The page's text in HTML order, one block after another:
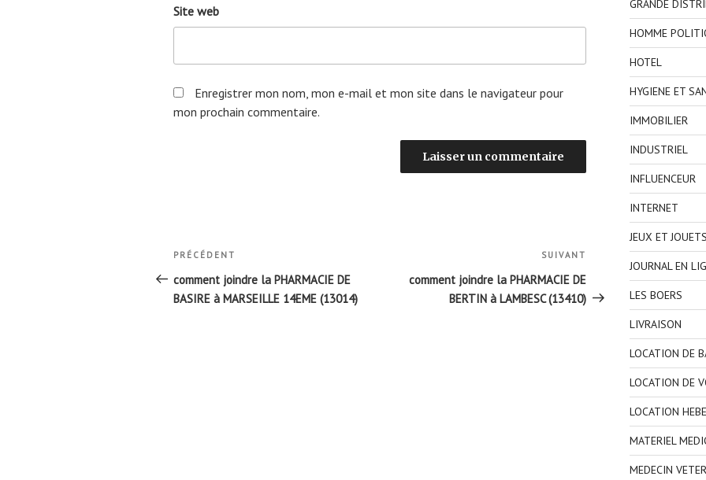
Site web
Enregistrer mon nom, mon e-mail et mon site dans le navigateur pour
mon prochain commentaire.
Navigation
de
l’article
Article
précédent
PRÉCÉDENT
comment joindre la PHARMACIE DE
BASIRE à MARSEILLE 14EME (13014)
suivant
SUIVANT
comment joindre la PHARMACIE DE
BERTIN à LAMBESC (13410)
GRANDE
HOMME
HOTEL
HYGIENE ET
IMMOBILIER
INDUSTRIEL
INFLUENCEUR
INTERNET
JEUX ET JOUETS
JOURNAL EN
LES BOERS
LIVRAISON
LOCATION DE
LOCATION DE
LOCATION
MATERIEL
MEDECIN